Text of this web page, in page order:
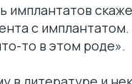
с имплантатом.
то в этом роде».